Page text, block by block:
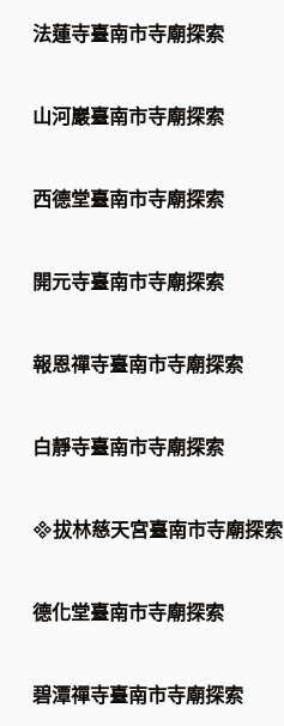
法蓮寺臺南市寺廟探索
山河巖臺南市寺廟探索
西德堂臺南市寺廟探索
開元寺臺南市寺廟探索
報恩禪寺臺南市寺廟探索
白靜寺臺南市寺廟探索
拔林慈天宮臺南市寺廟探索
德化堂臺南市寺廟探索
碧潭禪寺臺南市寺廟探索